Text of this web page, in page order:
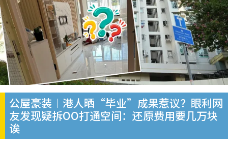
公屋豪装︱港人晒“毕业”成果惹议？眼利网
友发现疑拆OO打通空间：还原费用要几万块
诶